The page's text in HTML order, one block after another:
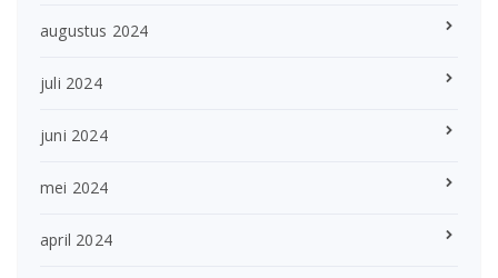
augustus 2024
juli 2024
juni 2024
mei 2024
april 2024